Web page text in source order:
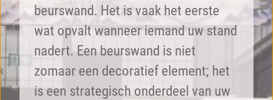
beurswand. Het is vaak het eerste
wat opvalt wanneer iemand uw stand
nadert. Een beurswand is niet
zomaar een decoratief element; het
is een strategisch onderdeel van uw